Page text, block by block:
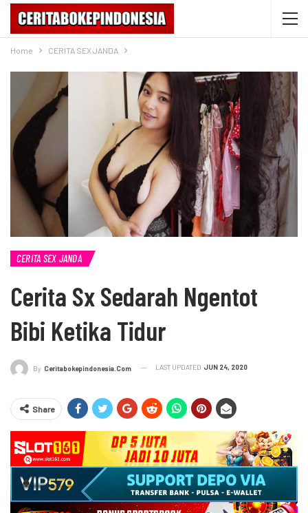
Home CERITA SEX JANDA
CERITA SEX JANDA
Cerita Sx Sedarah Ngentot
Bibi Ketika Tidur
By Ceritabokepindonesia.com LAST UPDATED JUN 24, 2020
Share